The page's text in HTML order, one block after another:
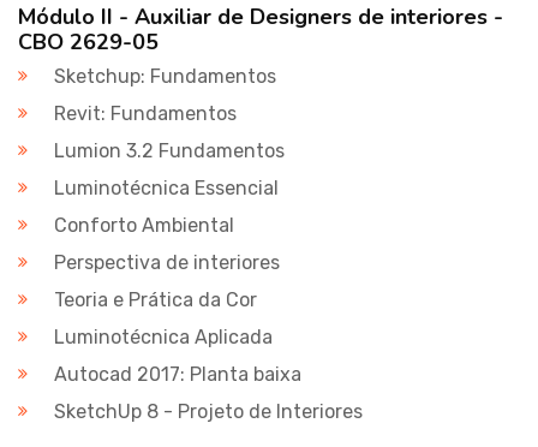
Módulo II - Auxiliar de Designers de interiores -
CBO 2629-05
Sketchup: Fundamentos
Revit: Fundamentos
Lumion 3.2 Fundamentos
Luminotécnica Essencial
Conforto Ambiental
Perspectiva de interiores
Teoria e Prática da Cor
Luminotécnica Aplicada
Autocad 2017: Planta baixa
SketchUp 8 - Projeto de Interiores